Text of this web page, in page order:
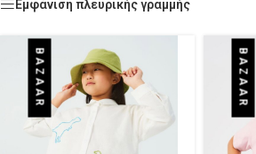
Εμφάνιση πλευρικής γραμμής
BAZAAR BAZAAR